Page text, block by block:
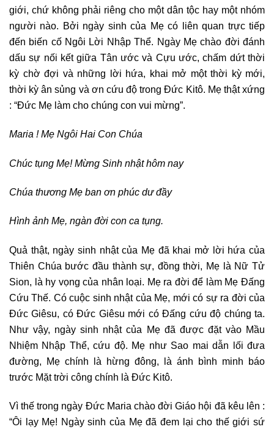
giới, chứ không phải riêng cho một dân tộc hay một nhóm
người nào. Bởi ngày sinh của Mẹ có liên quan trực tiếp
đến biến cố Ngôi Lời Nhập Thể. Ngày Mẹ chào đời đánh
dấu sự nối kết giữa Tân ước và Cựu ước, chấm dứt thời
kỳ chờ đợi và những lời hứa, khai mở một thời kỳ mới,
thời kỳ ân sủng và ơn cứu độ trong Đức Kitô. Mẹ thật xứng
: “Đức Mẹ làm cho chúng con vui mừng”.
Maria ! Mẹ Ngôi Hai Con Chúa
Chúc tụng Mẹ! Mừng Sinh nhật hôm nay
Chúa thương Mẹ ban ơn phúc dư đầy
Hình ảnh Mẹ, ngàn đời con ca tụng.
Quả thật, ngày sinh nhật của Mẹ đã khai mở lời hứa của
Thiên Chúa bước đầu thành sự, đồng thời, Mẹ là Nữ Tử
Sion, là hy vọng của nhân loại. Mẹ ra đời để làm Mẹ Đấng
Cứu Thế. Có cuộc sinh nhật của Mẹ, mới có sự ra đời của
Đức Giêsu, có Đức Giêsu mới có Đấng cứu độ chúng ta.
Như vậy, ngày sinh nhật của Mẹ đã được đặt vào Mầu
Nhiệm Nhập Thể, cứu độ. Mẹ như Sao mai dẫn lối đưa
đường, Mẹ chính là hừng đông, là ánh bình minh báo
trước Mặt trời công chính là Đức Kitô.
Vì thế trong ngày Đức Maria chào đời Giáo hội đã kêu lên :
“Ôi lạy Mẹ! Ngày sinh của Mẹ đã đem lại cho thế giới sứ